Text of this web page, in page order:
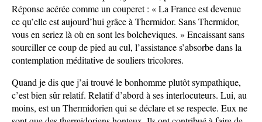
Réponse acérée comme un couperet : « La France est devenue
ce qu’elle est aujourd’hui grâce à Thermidor. Sans Thermidor,
vous en seriez là où en sont les bolcheviques. » Encaissant sans
sourciller ce coup de pied au cul, l’assistance s’absorbe dans la
contemplation méditative de souliers tricolores.
Quand je dis que j’ai trouvé le bonhomme plutôt sympathique,
c’est bien sûr relatif. Relatif d’abord à ses interlocuteurs. Lui, au
moins, est un Thermidorien qui se déclare et se respecte. Eux ne